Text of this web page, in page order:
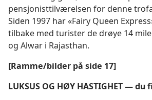
pensjonisttilværelsen for denne
Siden 1997 har «Fairy Queen
tilbake med turister de drøye 14
og Alwar i Rajasthan.
[Ramme/bilder på side 17]
LUKSUS OG HØY HASTIGHET —